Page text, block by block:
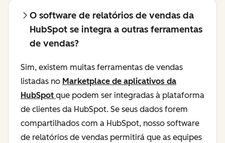
O software de relatórios de vendas da
HubSpot se integra a outras ferramentas
de vendas?
Sim, existem muitas ferramentas de vendas
listadas no Marketplace de aplicativos da
HubSpot que podem ser integradas à plataforma
de clientes da HubSpot. Se seus dados forem
compartilhados com a HubSpot, nosso software
de relatórios de vendas permitirá que as equipes